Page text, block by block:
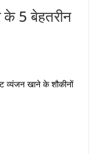
के 5 बेहतरीन
व्यंजन खाने के शौकीनों